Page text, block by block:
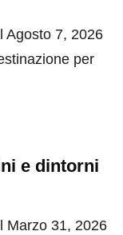
Agosto 7, 2026
per
e dintorni
Marzo 31, 2026